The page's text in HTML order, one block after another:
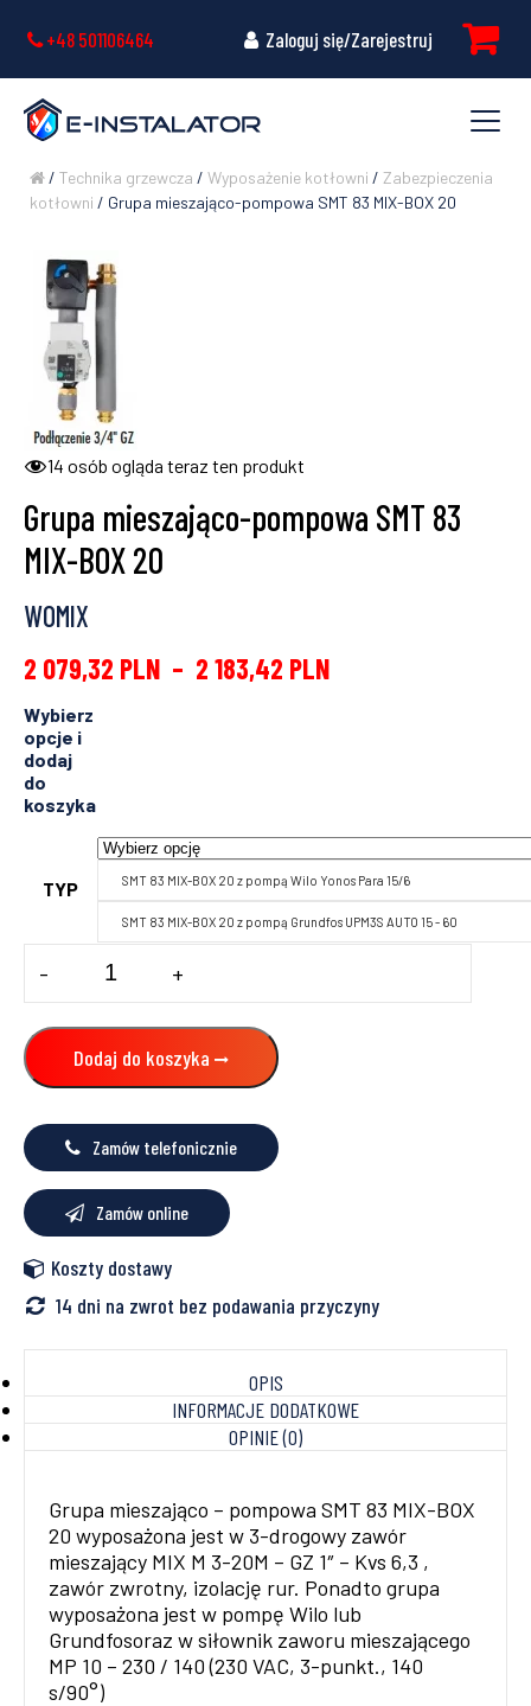
+48 501106464 Zaloguj się/Zarejestruj
/ Technika grzewcza / Wyposażenie kotłowni / Zabezpieczenia
kotłowni / Grupa mieszająco-pompowa SMT 83 MIX-BOX 20
14 osób ogląda teraz ten produkt
Grupa mieszająco-pompowa SMT 83
MIX-BOX 20
WOMIX
2 079,32 PLN – 2 183,42 PLN
TYP SMT 83 MIX-BOX 20 z pompą Wilo Yonos Para 15/6
SMT 83 MIX-BOX 20 z pompą Grundfos UPM3S AUTO 15 - 60
Grupa
mieszająco-
pompowa
SMT
83
MIX-
20
- +
Dodaj do koszyka
Zamów telefonicznie
Zamów online
Koszty dostawy
14 dni na zwrot bez podawania przyczyny
OPIS
INFORMACJE DODATKOWE
OPINIE (0)
Grupa mieszająco – pompowa SMT 83 MIX-BOX
20 wyposażona jest w 3-drogowy zawór
mieszający MIX M 3-20M – GZ 1″ – Kvs 6,3 ,
zawór zwrotny, izolację rur. Ponadto grupa
wyposażona jest w pompę Wilo lub
Grundfosoraz w siłownik zaworu mieszającego
MP 10 – 230 / 140 (230 VAC, 3-punkt., 140
s/90°)